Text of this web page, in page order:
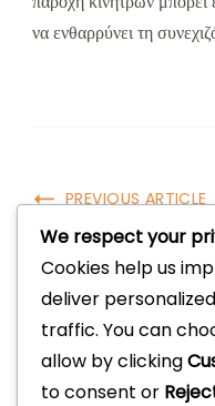
να ενθαρρύνει τη
Post
Navigation
PREVIOUS ARTICLE
Μηνιαίοι Κωδικοί
Επιβράβευσης
Συχνότητα, Τύποι
επιβραβεύσεων, Πώς να
βρείτε
We respect your
Cookies help us
deliver
traffic. You can
allow by clicking
to consent or